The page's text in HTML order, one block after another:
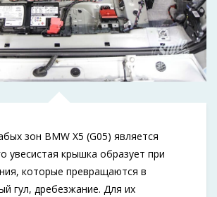
зон BMW X5 (G05) является
увесистая крышка образует при
которые превращаются в
гул, дребезжание. Для их